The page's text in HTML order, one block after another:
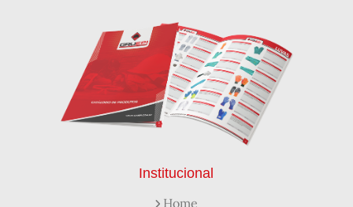
Capacete de Segurança Ca
Capacete de Segurança Classe b
Capacetes de Proteção
Capacetes de Proteção EPI
Capacetes de Segurança
Capacetes EPI
Capa de Chuva Pvc Amarela C/ Forro e Capuz
Capa de Chuva Pvc Preta C/ Forro e Capuz
Como Protetor Solar Funciona
Institucional
Home